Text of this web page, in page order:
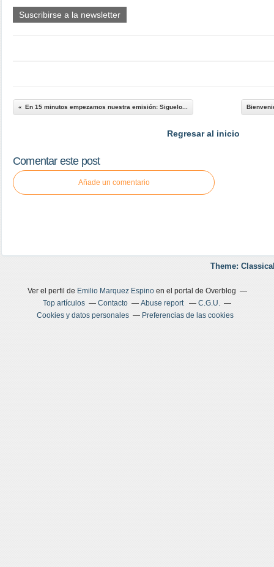
Suscribirse a la newsletter
En 15 minutos empezamos nuestra emisión: Siguelo...
Regresar al inicio
Comentar este post
Añade un comentario
Theme:
Ver el perfil de Emilio Marquez Espinoen el portal de Overblog
Top artículos
Contacto Abuse report
C.G.U.
Cookies y datos personales
Preferencias de las cookies